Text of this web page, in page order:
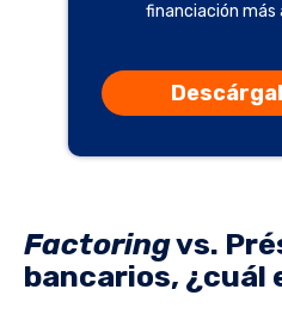
financiación más
Factoringvs.
bancarios, ¿cuál